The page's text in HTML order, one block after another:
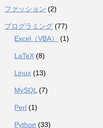
ファッション (2)
プログラミング (77)
Excel（VBA）
(1)
LaTeX (8)
Linux (13)
MySQL (7)
Perl (1)
Python (33)